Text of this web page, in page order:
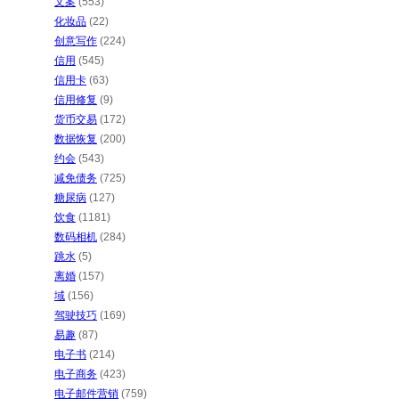
化妆品 (22)
创意写作 (224)
信用 (545)
信用卡 (63)
信用修复 (9)
货币交易 (172)
数据恢复 (200)
约会 (543)
减免债务 (725)
糖尿病 (127)
饮食 (1181)
数码相机 (284)
跳水 (5)
离婚 (157)
域 (156)
驾驶技巧 (169)
易趣 (87)
电子书 (214)
电子商务 (423)
电子邮件营销 (759)